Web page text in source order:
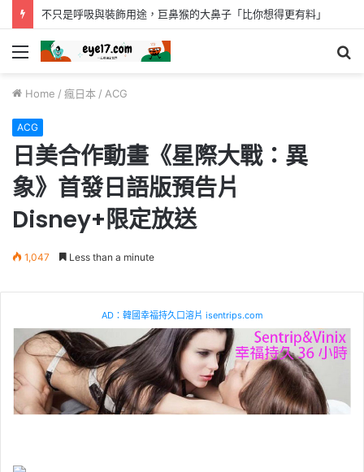
不只是呼吸與裝飾用途，巨鼻猴的大鼻子「比你想得更有料」
Menu
Home / 瘋日本 / ACG
ACG
日美合作動畫《星際大戰：異
象》首發日語版預告片
Disney+限定放送
1,047 Less than a minute
AD：韓國幸福持久口溶片 isentrips.com